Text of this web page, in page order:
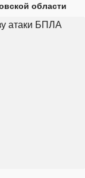
области